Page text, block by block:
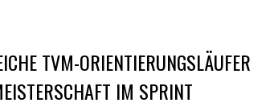
TVM-ORIENTIERUNGSLÄUFER
IM SPRINT